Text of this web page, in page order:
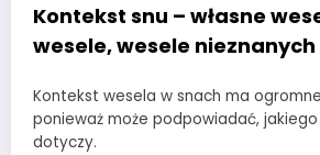
Kontekst snu – własne
wesele, wesele nieznanych
Kontekst wesela w snach ma
ponieważ może podpowiadać,
dotyczy.